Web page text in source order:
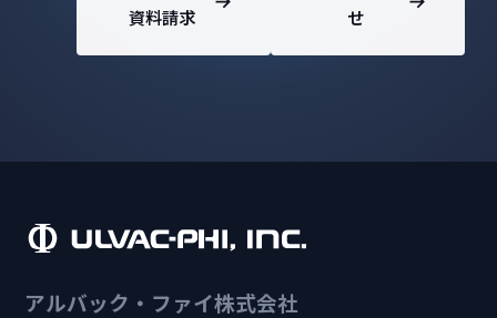
資料請求
せ
アルバック・ファイ株式会社